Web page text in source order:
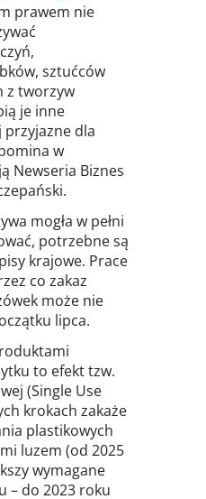
prawem nie
sztućców
z tworzyw
je inne
przyjazne dla
w
Newseria Biznes
mogła w pełni
potrzebne są
krajowe. Prace
co zakaz
może nie
lipca.
to efekt tzw.
(Single Use
krokach zakaże
plastikowych
luzem (od 2025
wymagane
– do 2023 roku